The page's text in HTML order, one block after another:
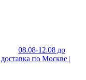
08.08-12.08 до
по Москве |